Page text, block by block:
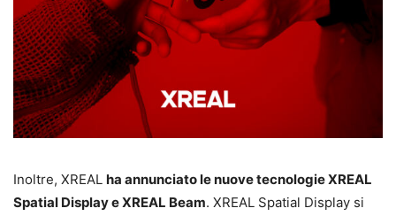
Inoltre, XREAL ha annunciato le nuove tecnologie XREAL
Spatial Display e XREAL Beam. XREAL Spatial Display si